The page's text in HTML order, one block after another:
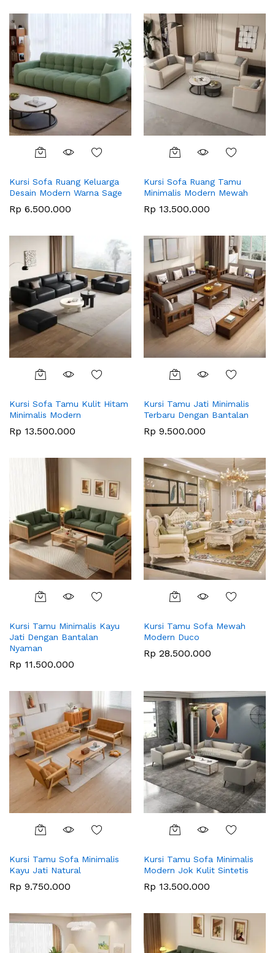
Kursi Sofa Ruang Keluarga
Desain Modern Warna Sage
Rp 6.500.000
Kursi Sofa Ruang Tamu
Minimalis Modern Mewah
Rp 13.500.000
Kursi Sofa Tamu Kulit Hitam
Minimalis Modern
Rp 13.500.000
Kursi Tamu Jati Minimalis
Terbaru Dengan Bantalan
Rp 9.500.000
Kursi Tamu Minimalis Kayu
Jati Dengan Bantalan
Nyaman
Rp 11.500.000
Kursi Tamu Sofa Mewah
Modern Duco
Rp 28.500.000
Kursi Tamu Sofa Minimalis
Kayu Jati Natural
Rp 9.750.000
Kursi Tamu Sofa Minimalis
Modern Jok Kulit Sintetis
Rp 13.500.000